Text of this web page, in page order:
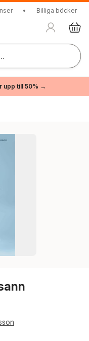
• Billiga böcker
upp till 50% →